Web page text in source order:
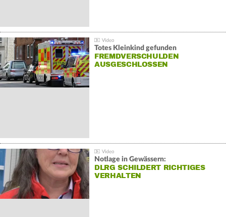
Totes Kleinkind gefunden
FREMDVERSCHULDEN
AUSGESCHLOSSEN
Notlage in Gewässern:
DLRG SCHILDERT RICHTIGES
VERHALTEN